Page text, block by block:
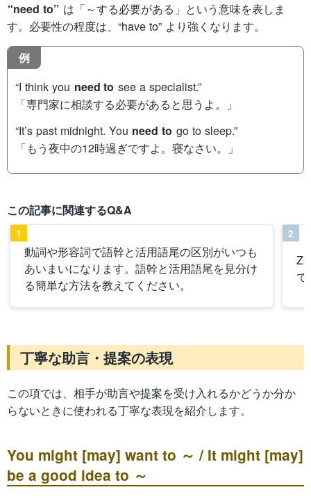
“need to” は「～する必要がある」という意味を表しま
す。必要性の程度は、“have to” より強くなります。
例
“I think you need to see a specialist.”
「専門家に相談する必要があると思うよ。」
“It’s past midnight. You need to go to sleep.”
「もう夜中の12時過ぎですよ。寝なさい。」
この記事に関連するQ&A
動詞や形容詞で語幹と活用語尾の区別がいつも
あいまいになります。語幹と活用語尾を見分け
る簡単な方法を教えてください。
1
Z
て
2
丁寧な助言・提案の表現
この項では、相手が助言や提案を受け入れるかどうか分か
らないときに使われる丁寧な表現を紹介します。
You might [may] want to ～ / It might [may]
be a good idea to ～